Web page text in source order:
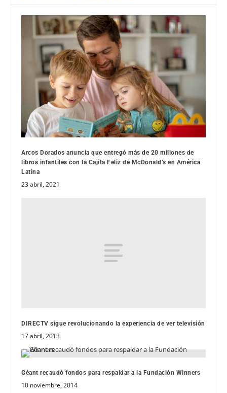
Arcos Dorados anuncia que entregó más de 20 millones de
libros infantiles con la Cajita Feliz de McDonald’s en América
Latina
23 abril, 2021
DIRECTV sigue revolucionando la experiencia de ver televisión
17 abril, 2013
Géant recaudó fondos para respaldar a la Fundación Winners
10 noviembre, 2014